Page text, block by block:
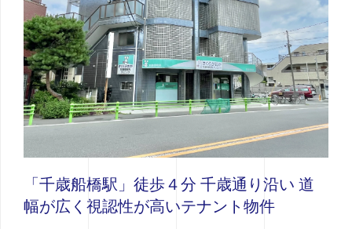
「千歳船橋駅」徒歩４分 千歳通り沿い 道
幅が広く視認性が高いテナント物件